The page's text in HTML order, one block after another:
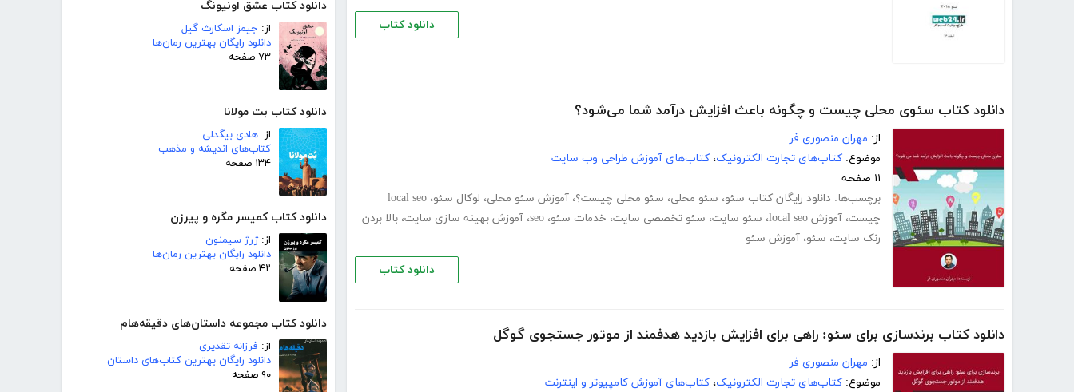
دانلود کتاب عشق اونیونگ
از: جیمز اسکارث گیل
دانلود رایگان بهترین رمان‌ها
۷۳ صفحه
دانلود کتاب بت مولانا
از: هادی بیگدلی
کتاب‌های اندیشه و مذهب
۱۳۴ صفحه
دانلود کتاب کمیسر مگره و پیرزن
از:ژرژ سیمنون
دانلود رایگان بهترین رمان‌ها
۴۲ صفحه
دانلود کتاب مجموعه داستان‌های دقیقه‌هام
از: فرزانه تقدیری
دانلود رایگان بهترین کتاب‌های داستان
۹۰ صفحه
دانلود کتاب
دانلود کتاب سئوی محلی چیست و چگونه باعث افزایش درآمد شما می‌شود؟
از: مهران منصوری فر
موضوع: کتاب‌های تجارت الکترونیک، کتاب‌های آموزش طراحی وب سایت
۱۱ صفحه
برچسب‌ها: دانلود رایگان کتاب سئو، سئو محلی، سئو محلی چیست؟، آموزش سئو محلی، لوکال سئو، local seo
چیست، آموزش local seo ، سئو سایت، سئو تخصصی سایت، خدمات سئو، seo، آموزش بهینه سازی سایت، بالا بردن
رنک سایت، سئو، آموزش سئو
دانلود کتاب
دانلود کتاب برندسازی برای سئو: راهی برای افزایش بازدید هدفمند از موتور جستجوی گوگل
از: مهران منصوری فر
موضوع: کتاب‌های تجارت الکترونیک، کتاب‌های آموزش کامپیوتر و اینترنت